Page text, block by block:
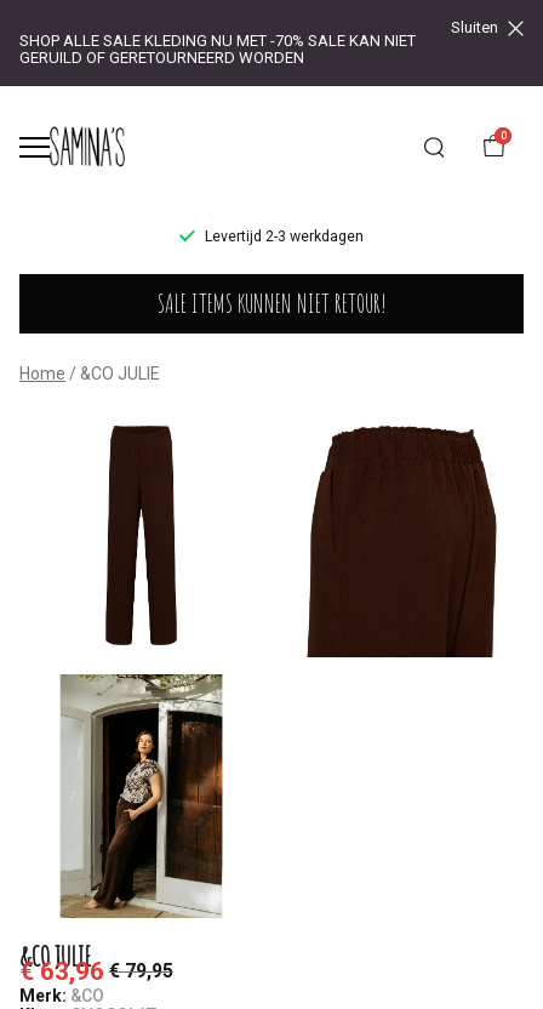
SHOP ALLE SALE KLEDING NU MET -70% SALE KAN NIET
GERUILD OF GERETOURNEERD WORDEN
Sluiten
0
Levertijd 2-3 werkdagen
&CO
JULIE
Saminas
SALE ITEMS KUNNEN NIET RETOUR!
Home &CO JULIE
&CO JULIE
€ 63,96 € 79,95
Merk: &CO